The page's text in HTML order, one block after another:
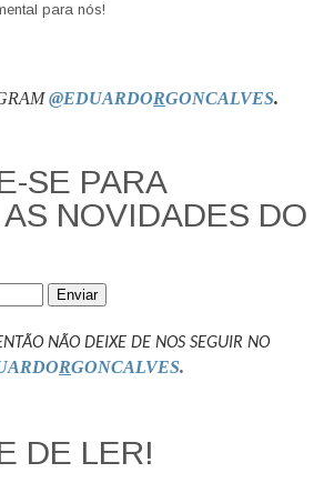
para nós!
@EDUARDORGONCALVES.
SE PARA
NOVIDADES DO
Enviar
NÃO DEIXE DE NOS SEGUIR NO
RGONCALVES.
DE LER!